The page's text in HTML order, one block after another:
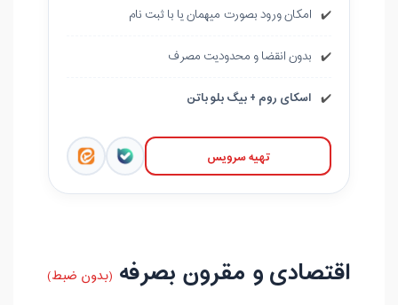
✔️ امکان ورود بصورت میهمان یا با ثبت نام
✔️ بدون انقضا و محدودیت مصرف
✔️ اسکای روم + بیگ بلو باتن
تهیه سرویس
اقتصادی و مقرون بصرفه (بدون ضبط)